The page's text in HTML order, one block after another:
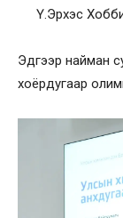
Ү.Эрхэс
Эдгээр найман
хоёрдугаар